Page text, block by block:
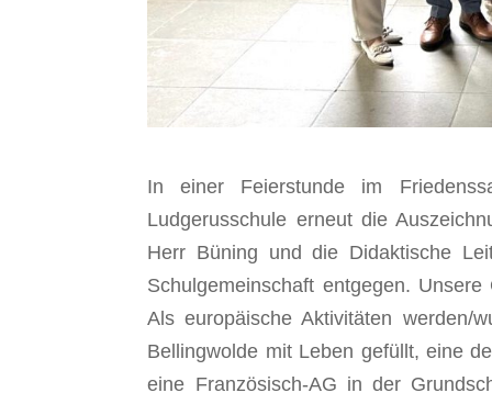
In einer Feierstunde im
Ludgerusschule erneut die
Herr Büning und die Didaktische
Schulgemeinschaft entgegen.
Als europäische Aktivitäten werden/
Bellingwolde mit Leben gefüllt, eine
eine Französisch-AG in der